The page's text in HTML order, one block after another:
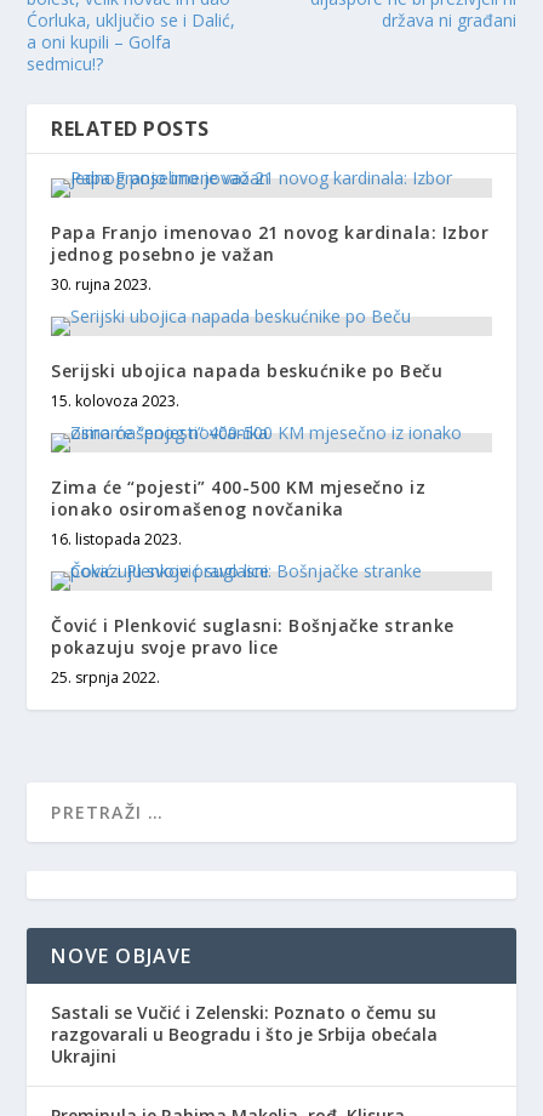
Ćorluka, uključio se i Dalić,
a oni kupili – Golfa
sedmicu!?
država ni građani
RELATED POSTS
Papa Franjo imenovao 21 novog kardinala: Izbor
jednog posebno je važan
30. rujna 2023.
Serijski ubojica napada beskućnike po Beču
15. kolovoza 2023.
Zima će “pojesti” 400-500 KM mjesečno iz
ionako osiromašenog novčanika
16. listopada 2023.
Čović i Plenković suglasni: Bošnjačke stranke
pokazuju svoje pravo lice
25. srpnja 2022.
NOVE OBJAVE
Sastali se Vučić i Zelenski: Poznato o čemu su
razgovarali u Beogradu i što je Srbija obećala
Ukrajini